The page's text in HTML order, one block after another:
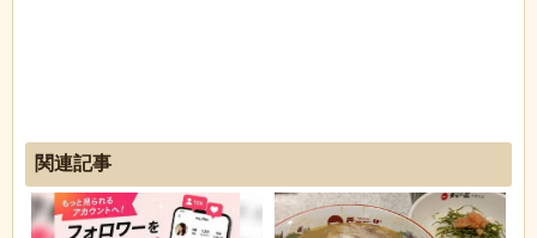
関連記事